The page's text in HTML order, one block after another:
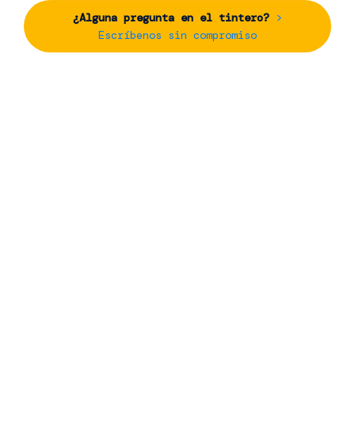
¿Alguna pregunta en el tintero? >
Escríbenos sin compromiso